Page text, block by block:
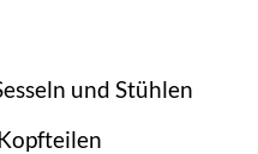
und Stühlen